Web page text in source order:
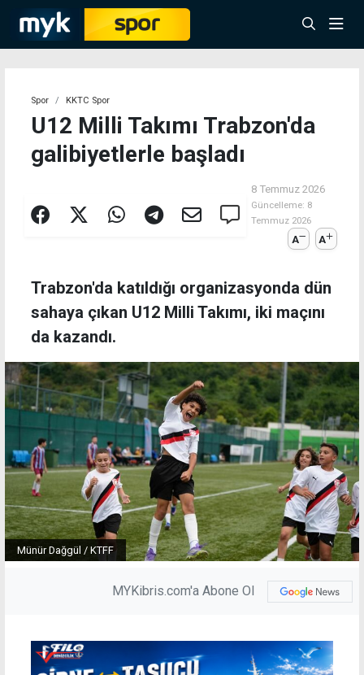
Spor KKTC Spor
U12 Milli Takımı Trabzon'da
galibiyetlerle başladı
8 Temmuz 2026
Güncelleme: 8
Temmuz 2026
A A
Trabzon'da katıldığı organizasyonda dün
sahaya çıkan U12 Milli Takımı, iki maçını
da kazandı.
Münür Dağgül / KTFF
MYKibris.com'a Abone Ol